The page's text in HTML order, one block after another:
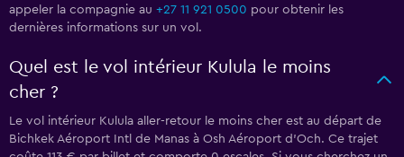
appeler la compagnie au +27 11 921 0500 pour obtenir les
dernières informations sur un vol.
Quel est le vol intérieur Kulula le moins
cher ?
Le vol intérieur Kulula aller-retour le moins cher est au départ de
Bichkek Aéroport Intl de Manas à Osh Aéroport d'Och. Ce trajet